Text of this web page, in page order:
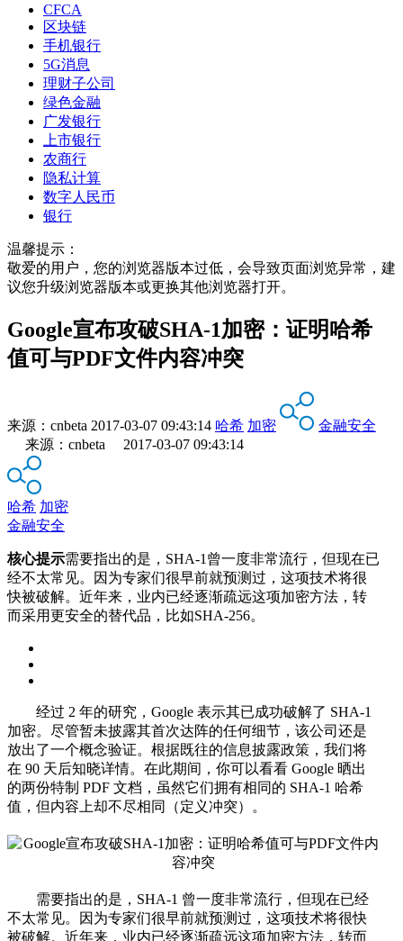
CFCA
区块链
手机银行
5G消息
理财子公司
绿色金融
广发银行
上市银行
农商行
隐私计算
数字人民币
银行
温馨提示：
敬爱的用户，您的浏览器版本过低，会导致页面浏览异常，建
议您升级浏览器版本或更换其他浏览器打开。
Google宣布攻破SHA-1加密：证明哈希
值可与PDF文件内容冲突
来源： cnbeta 2017-03-07 09:43:14 哈希 加密
金融安全
来源：cnbeta 2017-03-07 09:43:14
哈希 加密
金融安全
核心提示需要指出的是，SHA-1曾一度非常流行，但现在已
经不太常见。因为专家们很早前就预测过，这项技术将很
快被破解。近年来，业内已经逐渐疏远这项加密方法，转
而采用更安全的替代品，比如SHA-256。
经过 2 年的研究，Google 表示其已成功破解了 SHA-1
加密。尽管暂未披露其首次达阵的任何细节，该公司还是
放出了一个概念验证。根据既往的信息披露政策，我们将
在 90 天后知晓详情。在此期间，你可以看看 Google 晒出
的两份特制 PDF 文档，虽然它们拥有相同的 SHA-1 哈希
值，但内容上却不尽相同（定义冲突）。
需要指出的是，SHA-1 曾一度非常流行，但现在已经
不太常见。因为专家们很早前就预测过，这项技术将很快
被破解。近年来，业内已经逐渐疏远这项加密方法，转而